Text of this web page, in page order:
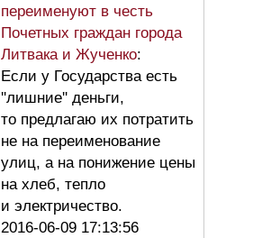
переименуют в честь
Почетных граждан города
Литвака и Жученко:
Если у Государства есть
''лишние'' деньги,
то предлагаю их потратить
не на переименование
улиц, а на понижение цены
на хлеб, тепло
и электричество.
2016-06-09 17:13:56